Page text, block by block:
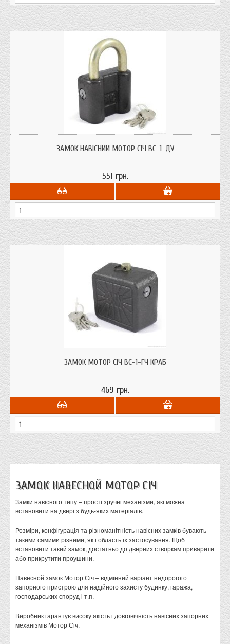
ЗАМОК НАВІСНИЙ МОТОР СІЧ ВС-1-ДУ
551 грн.
ЗАМОК МОТОР СІЧ ВС-1-ГЧ КРАБ
469 грн.
ЗАМОК НАВЕСНОЙ МОТОР СІЧ
Замки навісного типу – прості зручні механізми, які можна
встановити на двері з будь-яких матеріалів.
Розміри, конфігурація та різноманітність навісних замків бувають
такими самими різними, як і область їх застосування. Щоб
встановити такий замок, достатньо до дверних створкам приварити
або прикрутити проушини.
Навесной замок Мотор Січ – відмінний варіант недорогого
запорного пристрою для надійного захисту будинку, гаража,
господарських споруд і т.п.
Виробник гарантує високу якість і довговічність навісних запорних
механізмів Мотор Січ.